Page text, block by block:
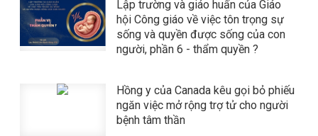
Lập trường và giáo huấn của Giáo
hội Công giáo về việc tôn trọng sự
sống và quyền được sống của con
người, phần 6 - thẩm quyền ?
Hồng y của Canada kêu gọi bỏ phiếu
ngăn việc mở rộng trợ tử cho người
bệnh tâm thần